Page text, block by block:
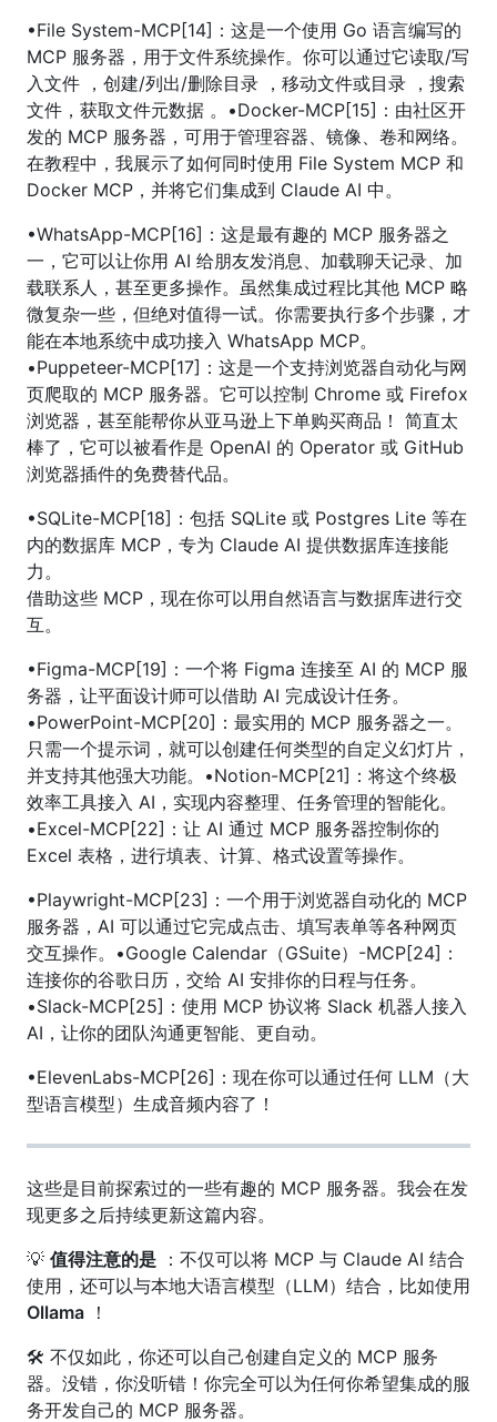
•File System-MCP[14]：这是一个使用 Go 语言编写的
MCP 服务器，用于文件系统操作。你可以通过它读取/写
入文件 ，创建/列出/删除目录 ，移动文件或目录 ，搜索
文件，获取文件元数据 。•Docker-MCP[15]：由社区开
发的 MCP 服务器，可用于管理容器、镜像、卷和网络。
在教程中，我展示了如何同时使用 File System MCP 和
Docker MCP，并将它们集成到 Claude AI 中。
•WhatsApp-MCP[16]：这是最有趣的 MCP 服务器之
一，它可以让你用 AI 给朋友发消息、加载聊天记录、加
载联系人，甚至更多操作。虽然集成过程比其他 MCP 略
微复杂一些，但绝对值得一试。你需要执行多个步骤，才
能在本地系统中成功接入 WhatsApp MCP。
•Puppeteer-MCP[17]：这是一个支持浏览器自动化与网
页爬取的 MCP 服务器。它可以控制 Chrome 或 Firefox
浏览器，甚至能帮你从亚马逊上下单购买商品！ 简直太
棒了，它可以被看作是 OpenAI 的 Operator 或 GitHub
浏览器插件的免费替代品。
•SQLite-MCP[18]：包括 SQLite 或 Postgres Lite 等在
内的数据库 MCP，专为 Claude AI 提供数据库连接能
力。
借助这些 MCP，现在你可以用自然语言与数据库进行交
互。
•Figma-MCP[19]：一个将 Figma 连接至 AI 的 MCP 服
务器，让平面设计师可以借助 AI 完成设计任务。
•PowerPoint-MCP[20]：最实用的 MCP 服务器之一。
只需一个提示词，就可以创建任何类型的自定义幻灯片，
并支持其他强大功能。•Notion-MCP[21]：将这个终极
效率工具接入 AI，实现内容整理、任务管理的智能化。
•Excel-MCP[22]：让 AI 通过 MCP 服务器控制你的
Excel 表格，进行填表、计算、格式设置等操作。
•Playwright-MCP[23]：一个用于浏览器自动化的 MCP
服务器，AI 可以通过它完成点击、填写表单等各种网页
交互操作。•Google Calendar（GSuite）-MCP[24]：
连接你的谷歌日历，交给 AI 安排你的日程与任务。
•Slack-MCP[25]：使用 MCP 协议将 Slack 机器人接入
AI，让你的团队沟通更智能、更自动。
•ElevenLabs-MCP[26]：现在你可以通过任何 LLM（大
型语言模型）生成音频内容了！
这些是目前探索过的一些有趣的 MCP 服务器。我会在发
现更多之后持续更新这篇内容。
💡 值得注意的是 ：不仅可以将 MCP 与 Claude AI 结合
使用，还可以与本地大语言模型（LLM）结合，比如使用
Ollama ！
🛠️ 不仅如此，你还可以自己创建自定义的 MCP 服务
器。没错，你没听错！你完全可以为任何你希望集成的服
务开发自己的 MCP 服务器。